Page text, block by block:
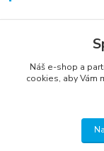
+421 948 711
Náš e-shop a
cookies, aby Vám